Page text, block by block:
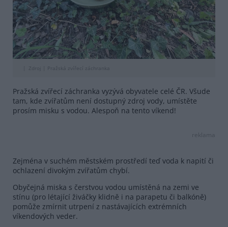
Zdroj | Pražská zvířecí záchranka
Pražská zvířecí záchranka vyzývá obyvatele celé ČR. Všude
tam, kde zvířatům není dostupný zdroj vody, umístěte
prosím misku s vodou. Alespoň na tento víkend!
reklama
Zejména v suchém městském prostředí teď voda k napití či
ochlazení divokým zvířatům chybí.
Obyčejná miska s čerstvou vodou umístěná na zemi ve
stínu (pro létající živáčky klidně i na parapetu či balkóně)
pomůže zmírnit utrpení z nastávajících extrémních
víkendových veder.